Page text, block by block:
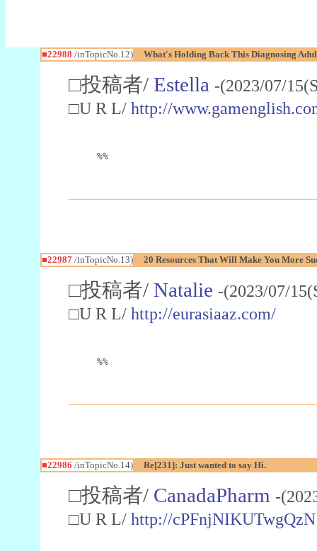
■22988 /inTopicNo.12) What's Holding Back This Diagnosing
□投稿者/ Estella -(2023/07/
□U R L/ http://
%%
■22987/inTopicNo.13) 20 Resources That Will Make You More
□投稿者/ Natalie -(2023/07/
□U R L/ http://eurasiaaz.com/
%%
■22986 /inTopicNo.14) Re[231]: Just wanted to say Hi.
□投稿者/ CanadaPharm -
□U R L/ http://cPFnjNIKUTwgQzN